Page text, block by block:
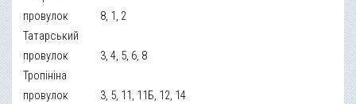
провулок
Татарський
8, 1, 2
провулок
Тропініна
3, 4, 5, 6, 8
провулок
3, 5, 11, 11Б, 12, 14